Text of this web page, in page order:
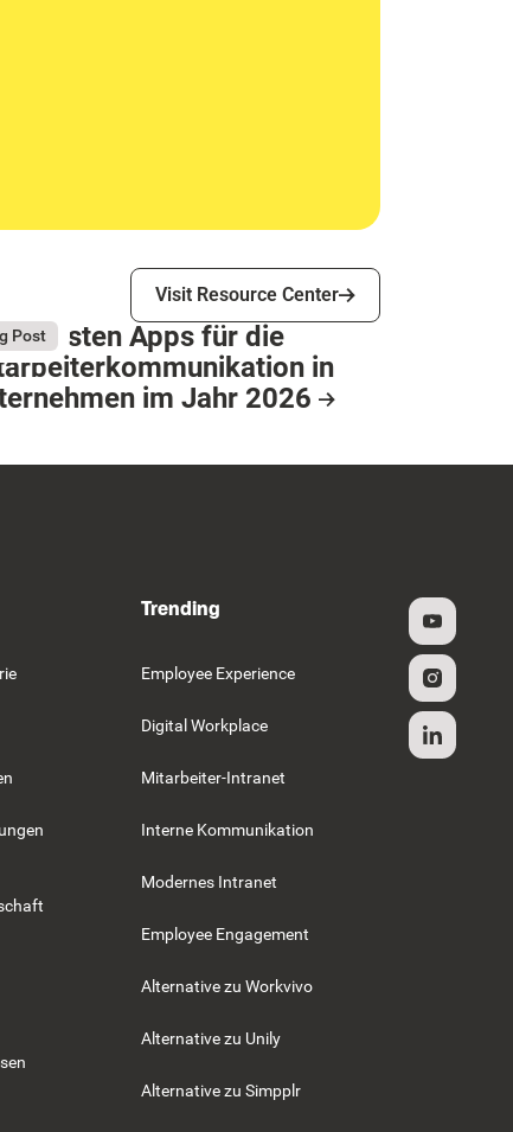
Visit Resource Center
Visit Resource Center
4, 2026
Post
9 besten Apps für die
in
im Jahr 2026
Trending
Employee Experience
Digital Workplace
Mitarbeiter-Intranet
Interne Kommunikation
Modernes Intranet
Employee Engagement
Alternative zu Workvivo
Alternative zu Unily
Alternative zu Simpplr